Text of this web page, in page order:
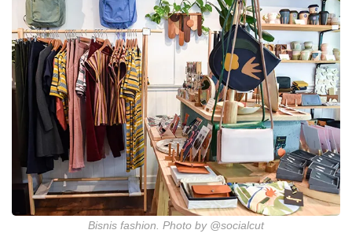
Bisnis fashion. Photo by @socialcut